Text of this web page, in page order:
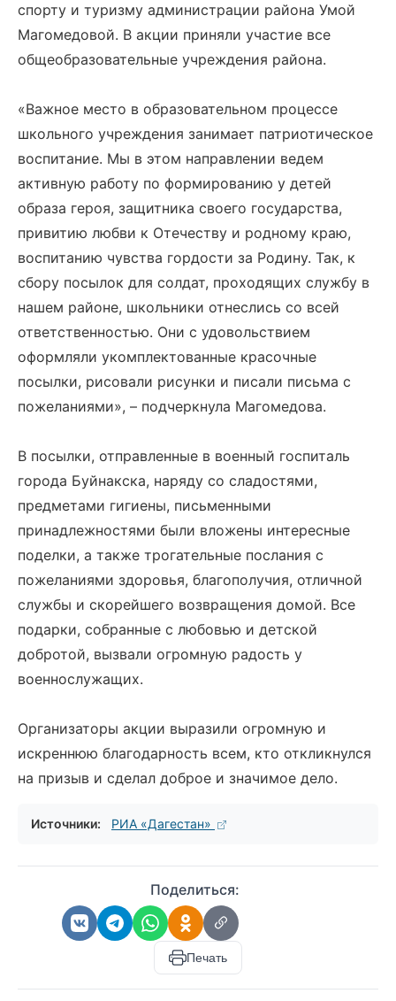
спорту и туризму администрации района Умой
Магомедовой. В акции приняли участие все
общеобразовательные учреждения района.
«Важное место в образовательном процессе
школьного учреждения занимает патриотическое
воспитание. Мы в этом направлении ведем
активную работу по формированию у детей
образа героя, защитника своего государства,
привитию любви к Отечеству и родному краю,
воспитанию чувства гордости за Родину. Так, к
сбору посылок для солдат, проходящих службу в
нашем районе, школьники отнеслись со всей
ответственностью. Они с удовольствием
оформляли укомплектованные красочные
посылки, рисовали рисунки и писали письма с
пожеланиями», – подчеркнула Магомедова.
В посылки, отправленные в военный госпиталь
города Буйнакска, наряду со сладостями,
предметами гигиены, письменными
принадлежностями были вложены интересные
поделки, а также трогательные послания с
пожеланиями здоровья, благополучия, отличной
службы и скорейшего возвращения домой. Все
подарки, собранные с любовью и детской
добротой, вызвали огромную радость у
военнослужащих.
Организаторы акции выразили огромную и
искреннюю благодарность всем, кто откликнулся
на призыв и сделал доброе и значимое дело.
Источники: РИА «Дагестан»
Поделиться:
Печать